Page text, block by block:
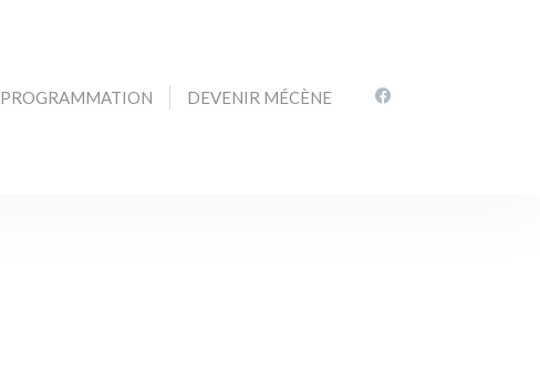
PROGRAMMATION DEVENIR MÉCÈNE